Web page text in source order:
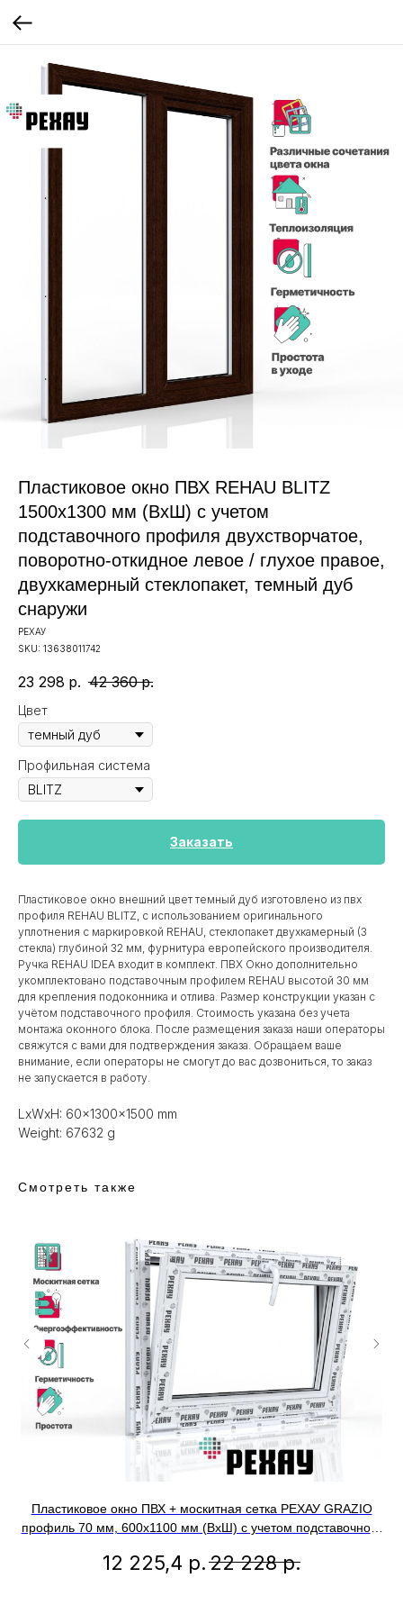
Пластиковое окно ПВХ REHAU BLITZ
1500х1300 мм (ВхШ) с учетом
подставочного профиля двухстворчатое,
поворотно-откидное левое / глухое правое,
двухкамерный стеклопакет, темный дуб
снаружи
РЕХАУ
SKU: 13638011742
23 298 р. 42 360 р.
Цвет
Профильная система
Заказать
Пластиковое окно внешний цвет темный дуб изготовлено из пвх
профиля REHAU BLITZ, с использованием оригинального
уплотнения с маркировкой REHAU, стеклопакет двухкамерный (3
стекла) глубиной 32 мм, фурнитура европейского производителя.
Ручка REHAU IDEA входит в комплект. ПВХ Окно дополнительно
укомплектовано подставочным профилем REHAU высотой 30 мм
для крепления подоконника и отлива. Размер конструкции указан c
учётом подставочного профиля. Стоимость указана без учета
монтажа оконного блока. После размещения заказа наши операторы
свяжутся с вами для подтверждения заказа. Обращаем ваше
внимание, если операторы не смогут до вас дозвониться, то заказ
не запускается в работу.
LxWxH: 60x1300x1500 mm
Weight: 67632 g
Смотреть также
Пластиковое окно ПВХ + москитная сетка РЕХАУ GRAZIO
профиль 70 мм, 600x1100 мм (ВхШ) с учетом подставочного
стеклопакет, белое
12 225,4 р.22 228 р.